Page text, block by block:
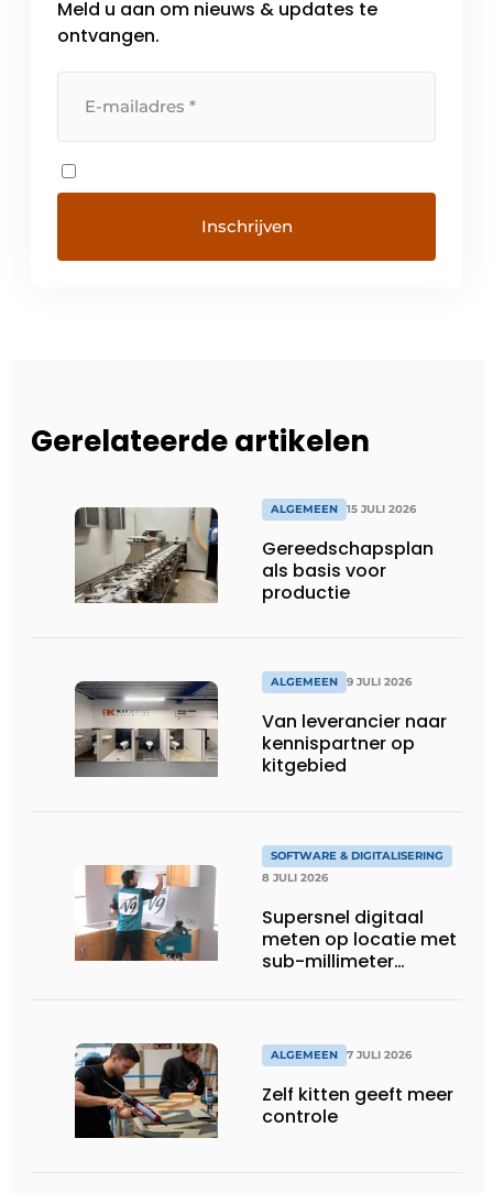
meubelcentrum van […]
Meld u aan om nieuws & updates te
ontvangen.
Gerelateerde artikelen
ALGEMEEN 15 JULI 2026
Gereedschapsplan
als basis voor
productie
ALGEMEEN 9 JULI 2026
Van leverancier naar
kennispartner op
kitgebied
SOFTWARE & DIGITALISERING
8 JULI 2026
Supersnel digitaal
meten op locatie met
sub-millimeter
ALGEMEEN 7 JULI 2026
Zelf kitten geeft meer
controle